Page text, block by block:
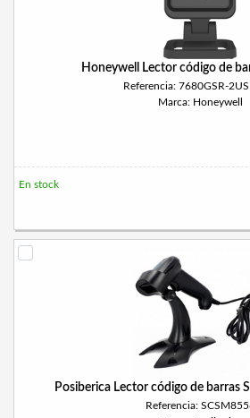
Honeywell Lector código de
Referencia: 7680GSR-
Marca: Honeywell
En stock
Posiberica Lector código de barras
Referencia: